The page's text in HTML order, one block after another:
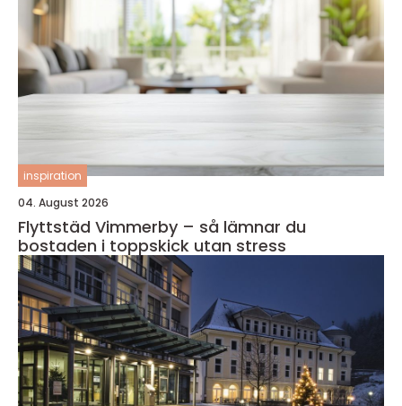
inspiration
04. August 2026
Flyttstäd Vimmerby – så lämnar du
bostaden i toppskick utan stress